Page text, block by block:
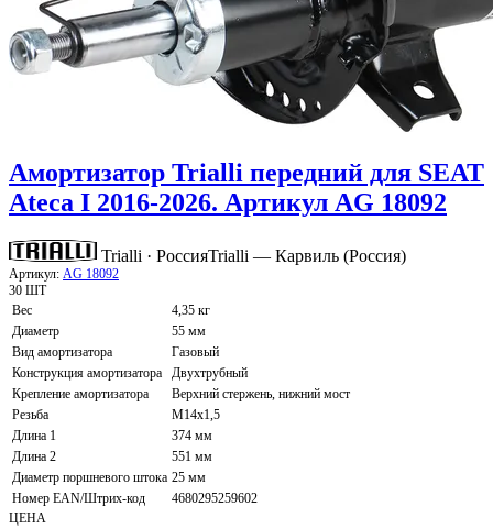
Амортизатор Trialli передний для SEAT
Ateca I 2016-2026. Артикул AG 18092
Trialli · РоссияTrialli — Карвиль (Россия)
Артикул: AG 18092
30 ШТ
Вес
4,35 кг
Диаметр
55 мм
Вид амортизатора
Газовый
Конструкция амортизатора
Двухтрубный
Крепление амортизатора
Верхний стержень, нижний мост
Резьба
M14x1,5
Длина 1
374 мм
Длина 2
551 мм
Диаметр поршневого штока 25 мм
Номер EAN/Штрих-код
4680295259602
ЦЕНА